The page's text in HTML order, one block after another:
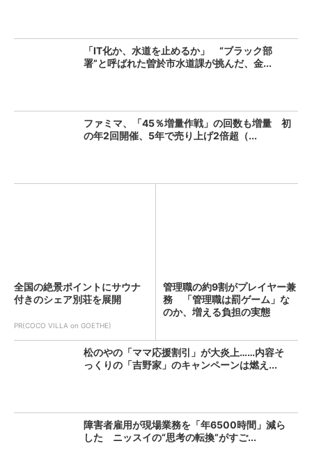
「IT化か、水道を止めるか」 “ブラック部
署”と呼ばれた曽於市水道課が挑んだ、金...
ファミマ、「45％増量作戦」の回数も増量 初
の年2回開催、5年で売り上げ2倍超（...
全国の絶景ポイントにサウナ
付きのシェア別荘を展開
PR(COCO VILLA on GOETHE)
管理職の約9割がプレイヤー兼
務 「管理職は罰ゲーム」な
のか、増える負担の実態
松のやの「ママ応援割引」が大炎上……内容そ
っくりの「吉野家」のキャンペーンは燃え...
障害者雇用が現場業務を「年6500時間」減ら
した ニッスイの“思考の転換”がすご...